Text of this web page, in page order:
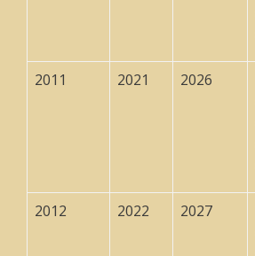
2011 2021 2026
2012 2022 2027